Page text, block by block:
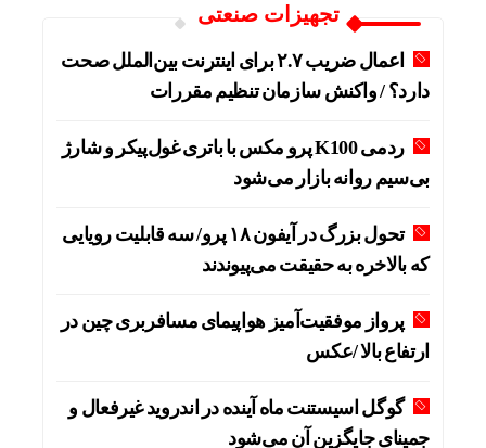
تجهیزات صنعتی
اعمال ضریب ۲.۷ برای اینترنت بین‌الملل صحت
دارد؟ / واکنش سازمان تنظیم مقررات
ردمی K100 پرو مکس با باتری غول‌پیکر و شارژ
بی‌سیم روانه بازار می‌شود
تحول بزرگ در آیفون ۱۸ پرو/ سه قابلیت رویایی
که بالاخره به حقیقت می‌پیوندند
پرواز موفقیت‌آمیز هواپیمای مسافربری چین در
ارتفاع بالا /عکس
گوگل اسیستنت ماه آینده در اندروید غیرفعال و
جمینای جایگزین آن می‌شود